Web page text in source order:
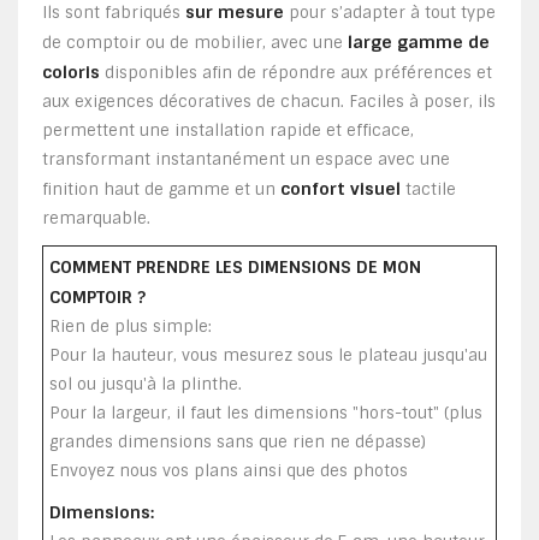
Ils sont fabriqués sur mesure pour s’adapter à tout type
de comptoir ou de mobilier, avec une large gamme de
coloris disponibles afin de répondre aux préférences et
aux exigences décoratives de chacun. Faciles à poser, ils
permettent une installation rapide et efficace,
transformant instantanément un espace avec une
finition haut de gamme et un confort visuel tactile
remarquable.
COMMENT PRENDRE LES DIMENSIONS DE MON
COMPTOIR ?
Rien de plus simple:
Pour la hauteur, vous mesurez sous le plateau jusqu'au
sol ou jusqu'à la plinthe.
Pour la largeur, il faut les dimensions "hors-tout" (plus
grandes dimensions sans que rien ne dépasse)
Envoyez nous vos plans ainsi que des photos
Dimensions: